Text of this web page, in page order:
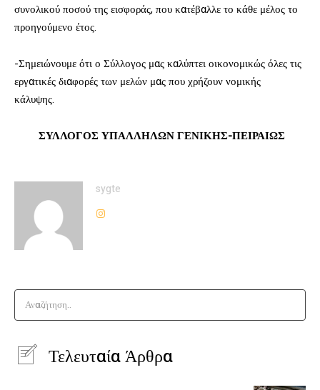
συνολικού ποσού της εισφοράς, που κατέβαλλε το κάθε μέλος το
προηγούμενο έτος.
-Σημειώνουμε ότι ο Σύλλογος μας καλύπτει οικονομικώς όλες τις
εργατικές διαφορές των μελών μας που χρήζουν νομικής
κάλυψης.
ΣΥΛΛΟΓΟΣ ΥΠΑΛΛΗΛΩΝ ΓΕΝΙΚΗΣ-ΠΕΙΡΑΙΩΣ
sygte
Αναζήτηση..
Τελευταία Άρθρα